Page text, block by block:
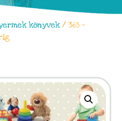
könyvek / 365 –